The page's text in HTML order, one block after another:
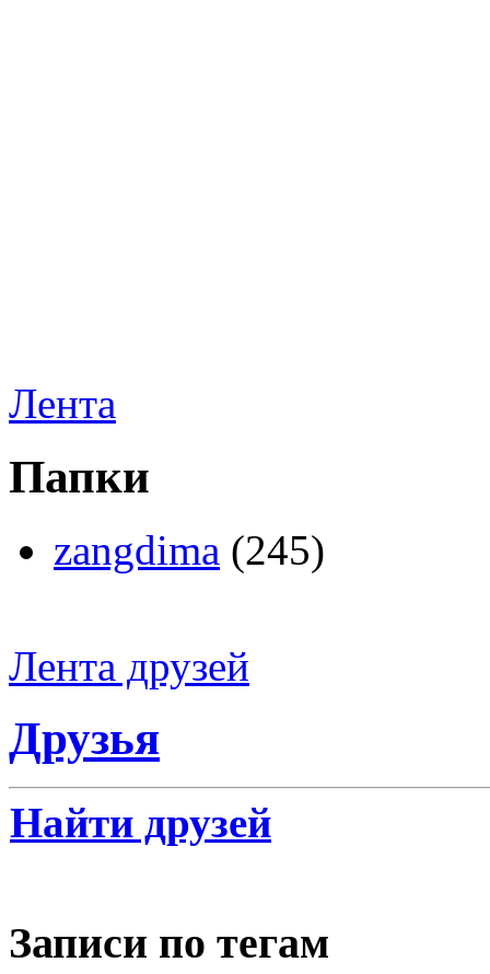
Лента
Папки
zangdima (245)
Лента друзей
Друзья
Найти друзей
Записи по тегам